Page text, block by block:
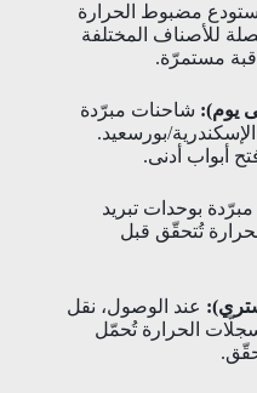
مضبوط الحرارة
للأصناف المختلفة
مستمرّة.
شاحنات مبرّدة
بورسعيد.
أبواب أدنى.
بوحدات تبريد
تُتحقّق قبل
عند الوصول، نقل
الحرارة تُحمّل